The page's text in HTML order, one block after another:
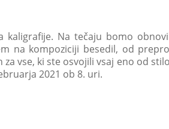
Na tečaju bomo
na kompoziciji besedil, od
vse, ki ste osvojili vsaj eno od
2021 ob 8. uri.